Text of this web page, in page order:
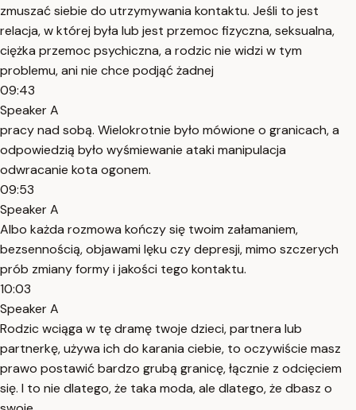
zmuszać siebie do utrzymywania kontaktu. Jeśli to jest
relacja, w której była lub jest przemoc fizyczna, seksualna,
ciężka przemoc psychiczna, a rodzic nie widzi w tym
problemu, ani nie chce podjąć żadnej
09:43
Speaker A
pracy nad sobą. Wielokrotnie było mówione o granicach, a
odpowiedzią było wyśmiewanie ataki manipulacja
odwracanie kota ogonem.
09:53
Speaker A
Albo każda rozmowa kończy się twoim załamaniem,
bezsennością, objawami lęku czy depresji, mimo szczerych
prób zmiany formy i jakości tego kontaktu.
10:03
Speaker A
Rodzic wciąga w tę dramę twoje dzieci, partnera lub
partnerkę, używa ich do karania ciebie, to oczywiście masz
prawo postawić bardzo grubą granicę, łącznie z odcięciem
się. I to nie dlatego, że taka moda, ale dlatego, że dbasz o